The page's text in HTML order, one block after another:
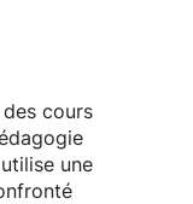
cours
une